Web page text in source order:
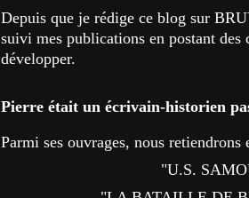
Depuis que je rédige ce blog sur
suivi mes publications en postant
développer.
Pierre était un écrivain-historien
Parmi ses ouvrages, nous retiendrons
"U.S.